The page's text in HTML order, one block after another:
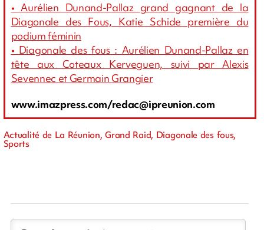
•Aurélien Dunand-Pallaz grand gagnant de la
Diagonale des Fous, Katie Schide première du
podium féminin
• Diagonale des fous : Aurélien Dunand-Pallaz en
tête aux Coteaux Kerveguen, suivi par Alexis
Sevennec et Germain Grangier
www.imazpress.com/redac@ipreunion.com
Actualité de La Réunion, Grand Raid, Diagonale des fous,
Sports